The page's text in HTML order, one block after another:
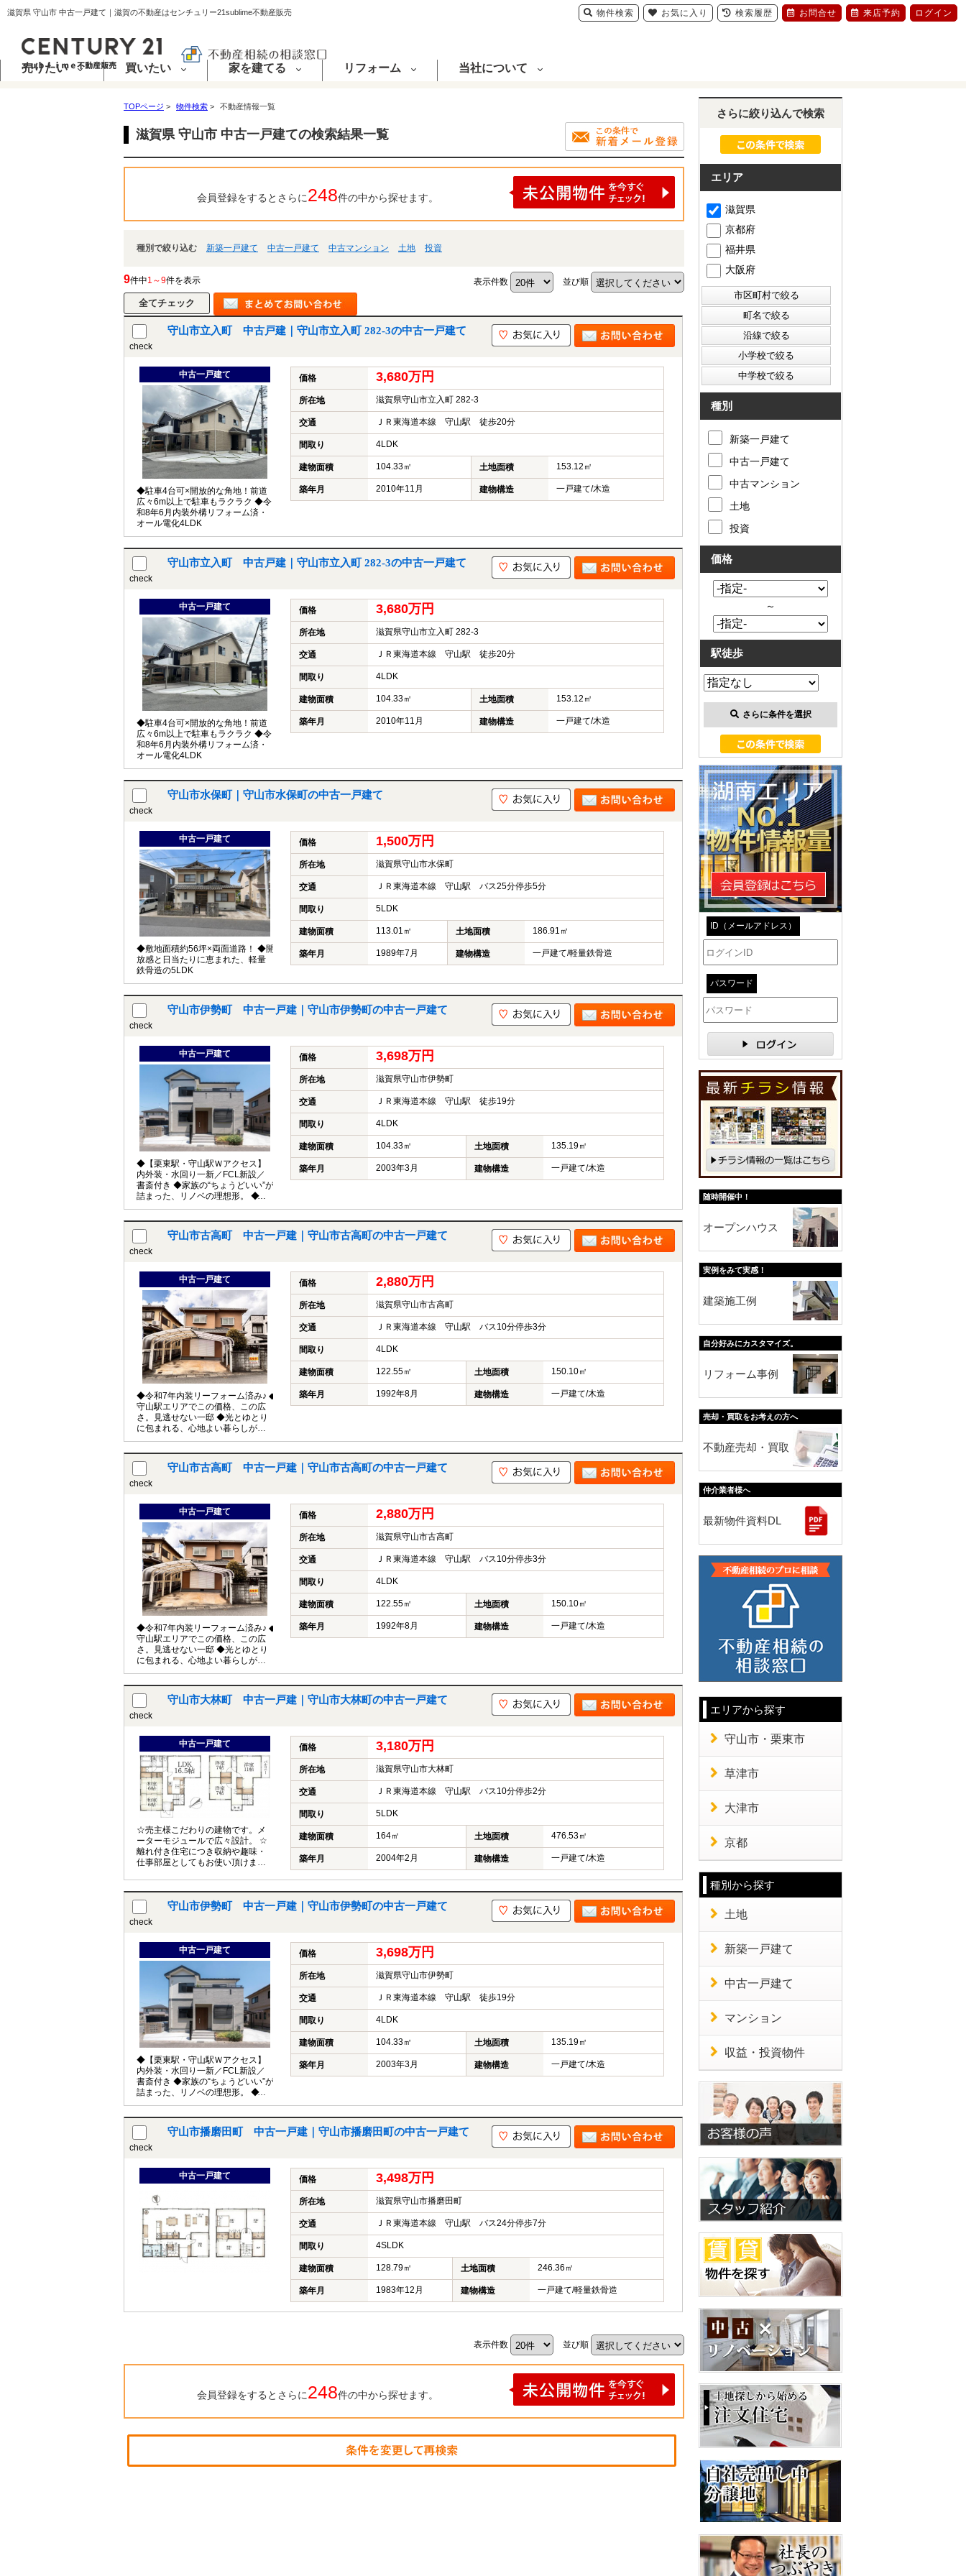
滋賀県 守山市 中古一戸建て｜滋賀の不動産はセンチュリー21sublime不動産販売
売りたい 買いたい 家を建てる リフォーム 当社について
TOPページ > 物件検索 > 不動産情報一覧
滋賀県 守山市 中古一戸建ての検索結果一覧
会員登録をするとさらに248件の中から探せます。
種別で絞り込む 新築一戸建て 中古一戸建て 中古マンション 土地 投資
9件中1～9件を表示 表示件数 並び順
check
守山市立入町 中古戸建｜守山市立入町 282-3の中古一戸建て
中古一戸建て
◆駐車4台可×開放的な角地！前道
広々6m以上で駐車もラクラク ◆令
和8年6月内装外構リフォーム済・
オール電化4LDK
価格 3,680万円
所在地 滋賀県守山市立入町 282-3
交通 ＪＲ東海道本線 守山駅 徒歩20分
間取り 4LDK
建物面積 104.33㎡ 土地面積 153.12㎡
築年月 2010年11月 建物構造 一戸建て/木造
check
守山市立入町 中古戸建｜守山市立入町 282-3の中古一戸建て
中古一戸建て
◆駐車4台可×開放的な角地！前道
広々6m以上で駐車もラクラク ◆令
和8年6月内装外構リフォーム済・
オール電化4LDK
価格 3,680万円
所在地 滋賀県守山市立入町 282-3
交通 ＪＲ東海道本線 守山駅 徒歩20分
間取り 4LDK
建物面積 104.33㎡ 土地面積 153.12㎡
築年月 2010年11月 建物構造 一戸建て/木造
check
守山市水保町｜守山市水保町の中古一戸建て
中古一戸建て
◆敷地面積約56坪×両面道路！ ◆開
放感と日当たりに恵まれた、軽量
鉄骨造の5LDK
価格 1,500万円
所在地 滋賀県守山市水保町
交通 ＪＲ東海道本線 守山駅 バス25分停歩5分
間取り 5LDK
建物面積 113.01㎡ 土地面積 186.91㎡
築年月 1989年7月 建物構造 一戸建て/軽量鉄骨造
check
守山市伊勢町 中古一戸建｜守山市伊勢町の中古一戸建て
中古一戸建て
◆【栗東駅・守山駅Ｗアクセス】
内外装・水回り一新／FCL新設／
書斎付き ◆家族の“ちょうどいい”が
詰まった、リノベの理想形。 ◆生
活利便施設が充実♪
価格 3,698万円
所在地 滋賀県守山市伊勢町
交通 ＪＲ東海道本線 守山駅 徒歩19分
間取り 4LDK
建物面積 104.33㎡ 土地面積 135.19㎡
築年月 2003年3月 建物構造 一戸建て/木造
check
守山市古高町 中古一戸建｜守山市古高町の中古一戸建て
中古一戸建て
◆令和7年内装リーフォーム済み♪ ◆
守山駅エリアでこの価格、この広
さ。見逃せない一邸 ◆光とゆとり
に包まれる、心地よい暮らしがこ
こに。
価格 2,880万円
所在地 滋賀県守山市古高町
交通 ＪＲ東海道本線 守山駅 バス10分停歩3分
間取り 4LDK
建物面積 122.55㎡ 土地面積 150.10㎡
築年月 1992年8月 建物構造 一戸建て/木造
check
守山市古高町 中古一戸建｜守山市古高町の中古一戸建て
中古一戸建て
◆令和7年内装リーフォーム済み♪ ◆
守山駅エリアでこの価格、この広
さ。見逃せない一邸 ◆光とゆとり
に包まれる、心地よい暮らしがこ
こに。
価格 2,880万円
所在地 滋賀県守山市古高町
交通 ＪＲ東海道本線 守山駅 バス10分停歩3分
間取り 4LDK
建物面積 122.55㎡ 土地面積 150.10㎡
築年月 1992年8月 建物構造 一戸建て/木造
check
守山市大林町 中古一戸建｜守山市大林町の中古一戸建て
中古一戸建て
☆売主様こだわりの建物です。メ
ーターモジュールで広々設計。 ☆
離れ付き住宅につき収納や趣味・
仕事部屋としてもお使い頂けま
価格 3,180万円
所在地 滋賀県守山市大林町
交通 ＪＲ東海道本線 守山駅 バス10分停歩2分
間取り 5LDK
建物面積 164㎡ 土地面積 476.53㎡
築年月 2004年2月 建物構造 一戸建て/木造
check
守山市伊勢町 中古一戸建｜守山市伊勢町の中古一戸建て
中古一戸建て
◆【栗東駅・守山駅Ｗアクセス】
内外装・水回り一新／FCL新設／
書斎付き ◆家族の“ちょうどいい”が
詰まった、リノベの理想形。 ◆生
活利便施設が充実♪
価格 3,698万円
所在地 滋賀県守山市伊勢町
交通 ＪＲ東海道本線 守山駅 徒歩19分
間取り 4LDK
建物面積 104.33㎡ 土地面積 135.19㎡
築年月 2003年3月 建物構造 一戸建て/木造
check
守山市播磨田町 中古一戸建｜守山市播磨田町の中古一戸建て
中古一戸建て 価格 3,498万円
所在地 滋賀県守山市播磨田町
交通 ＪＲ東海道本線 守山駅 バス24分停歩7分
間取り 4SLDK
建物面積 128.79㎡ 土地面積 246.36㎡
築年月 1983年12月 建物構造 一戸建て/軽量鉄骨造
表示件数 並び順
会員登録をするとさらに248件の中から探せます。
さらに絞り込んで検索
エリア
滋賀県
京都府
福井県
大阪府
種別
新築一戸建て
中古一戸建て
中古マンション
土地
投資
価格
～
駅徒歩
さらに条件を選択
ID（メールアドレス）
パスワード
随時開催中！
オープンハウス
実例をみて実感！
建築施工例
自分好みにカスタマイズ。
リフォーム事例
売却・買取をお考えの方へ
不動産売却・買取
仲介業者様へ
最新物件資料DL
エリアから探す
守山市・栗東市
草津市
大津市
京都
種別から探す
土地
新築一戸建て
中古一戸建て
マンション
収益・投資物件
物件検索 お気に入り 検索履歴 お問合せ 来店予約 ログイン